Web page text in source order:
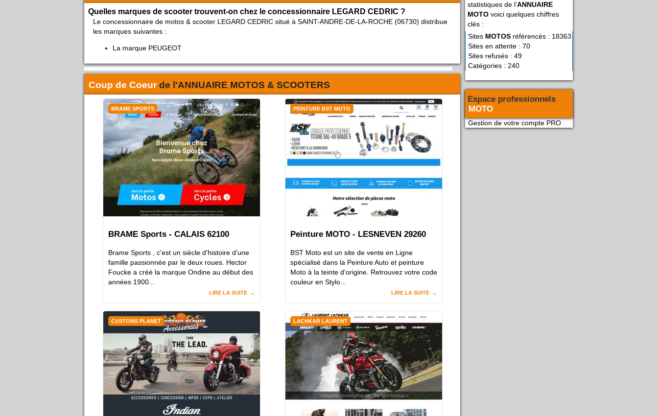
statistiques de l'ANNUAIRE
MOTO voici quelques chiffres
clés :
Sites MOTOS référencés : 18363
Sites en attente : 70
Sites refusés : 49
Catégories : 240
Espace professionnels
MOTO
Gestion de votre compte PRO
Quelles marques de scooter trouvent-on chez le concessionnaire LEGARD CEDRIC ?
Le concessionnaire de motos & scooter LEGARD CEDRIC situé à SAINT-ANDRE-DE-LA-ROCHE (06730) distribue
les marques suivantes :
La marque PEUGEOT
Coup de Coeurde l'ANNUAIRE MOTOS & SCOOTERS
BRAME SPORTS
BRAME Sports - CALAIS 62100
Brame Sports , c'est un siècle d'histoire d'une
famille passionnée par le deux roues. Hector
Foucke a créé la marque Ondine au début des
années 1900...
LIRE LA SUITE
PEINTURE BST MOTO
Peinture MOTO - LESNEVEN 29260
BST Moto est un site de vente en Ligne
spécialisé dans la Peinture Auto et peinture
Moto à la teinte d'origine. Retrouvez votre code
couleur en Stylo...
LIRE LA SUITE
CUSTOMS PLANET LACHKAR LAURENT